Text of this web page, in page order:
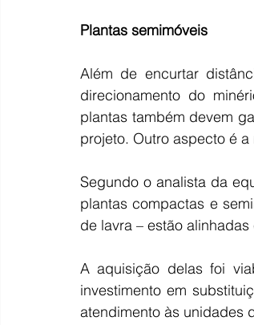
Plantas semimóveis
Além de encurtar
direcionamento do
plantas também devem
projeto. Outro aspecto é
Segundo o analista da
plantas compactas e
de lavra – estão
A aquisição delas foi
investimento em
atendimento às unidades